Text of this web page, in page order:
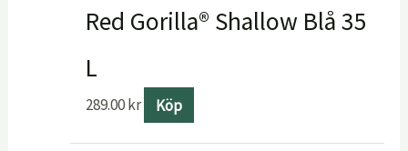
Red Gorilla® Shallow Blå 35
L
289.00kr Köp